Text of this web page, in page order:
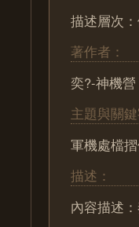
描述層次
著作者：
奕?-神機營
主題與關鍵
軍機處檔
描述：
內容描述